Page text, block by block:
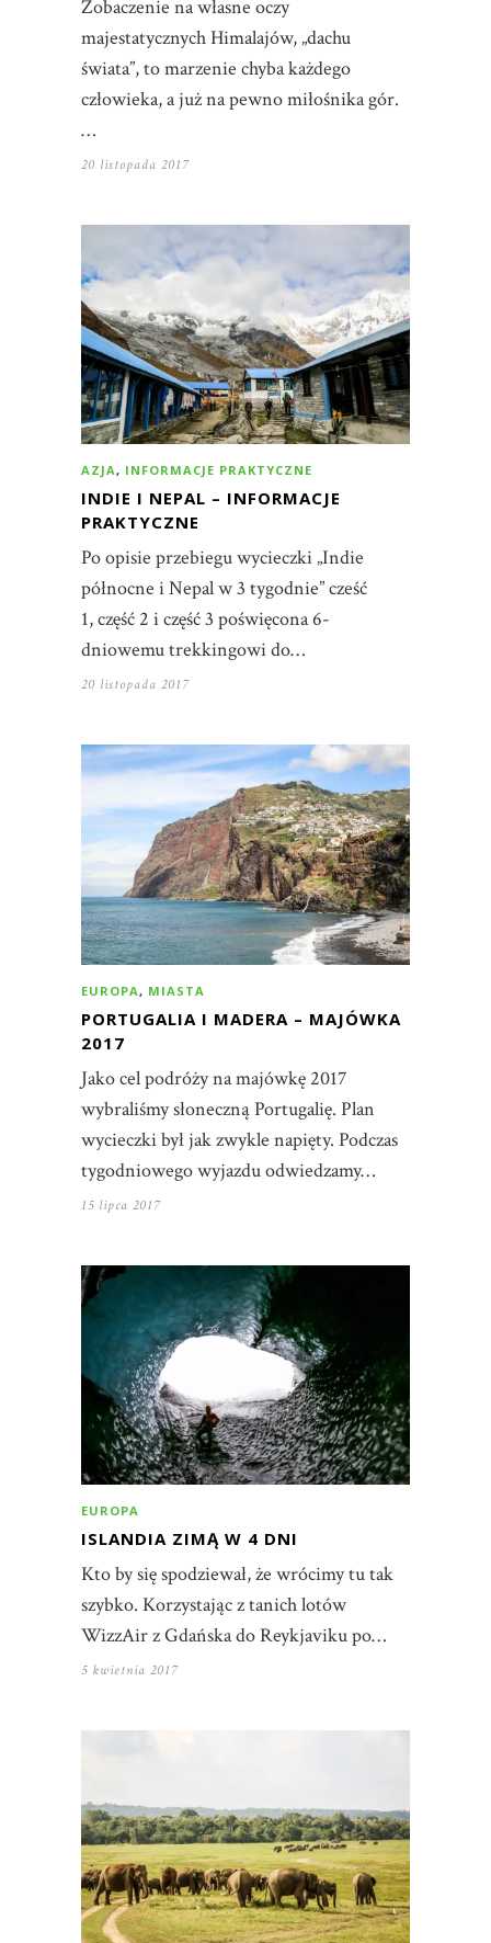
Zobaczenie na własne oczy
majestatycznych Himalajów, „dachu
świata”, to marzenie chyba każdego
człowieka, a już na pewno miłośnika gór.
…
20 listopada 2017
AZJA, INFORMACJE PRAKTYCZNE
INDIE I NEPAL – INFORMACJE
PRAKTYCZNE
Po opisie przebiegu wycieczki „Indie
północne i Nepal w 3 tygodnie” cześć
1, część 2 i część 3 poświęcona 6-
dniowemu trekkingowi do…
20 listopada 2017
EUROPA, MIASTA
PORTUGALIA I MADERA – MAJÓWKA
2017
Jako cel podróży na majówkę 2017
wybraliśmy słoneczną Portugalię. Plan
wycieczki był jak zwykle napięty. Podczas
tygodniowego wyjazdu odwiedzamy…
15 lipca 2017
EUROPA
ISLANDIA ZIMĄ W 4 DNI
Kto by się spodziewał, że wrócimy tu tak
szybko. Korzystając z tanich lotów
WizzAir z Gdańska do Reykjaviku po…
5 kwietnia 2017